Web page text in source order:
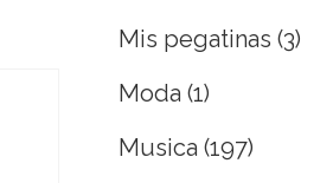
Mis pegatinas (3)
Moda (1)
Musica (197)